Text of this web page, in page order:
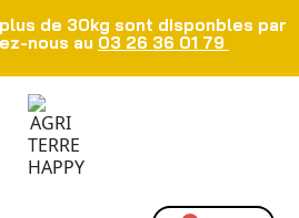
de 30kg sont disponbles par
nous au 03 26 36 01 79